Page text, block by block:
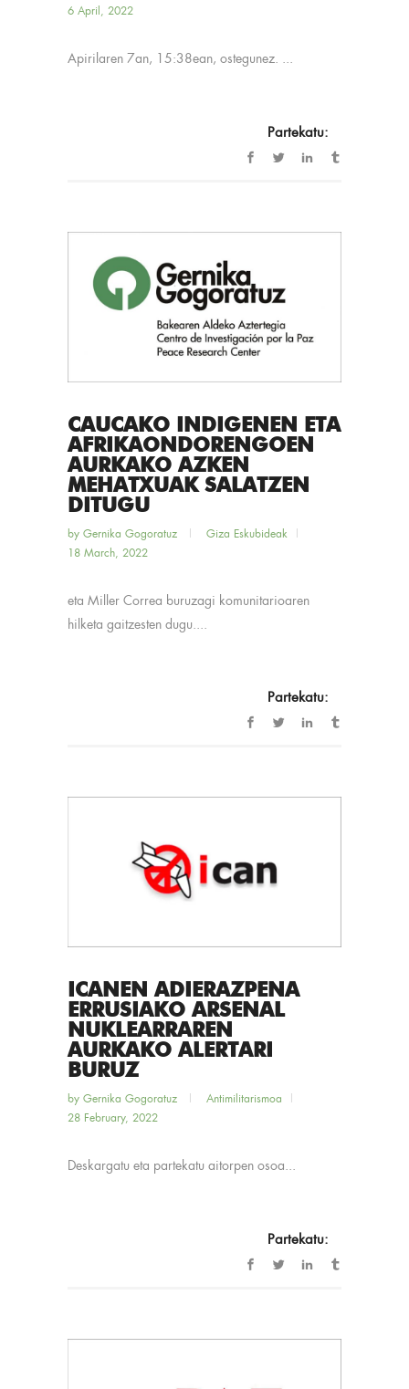
6 April, 2022
Apirilaren 7an, 15:38ean, ostegunez. ...
Partekatu:
CAUCAKO INDIGENEN ETA
AFRIKAONDORENGOEN
AURKAKO AZKEN
MEHATXUAK SALATZEN
DITUGU
by Gernika Gogoratuz
Giza Eskubideak
18 March, 2022
eta Miller Correa buruzagi komunitarioaren
hilketa gaitzesten dugu....
Partekatu:
ICANEN ADIERAZPENA
ERRUSIAKO ARSENAL
NUKLEARRAREN
AURKAKO ALERTARI
BURUZ
by Gernika Gogoratuz
Antimilitarismoa
28 February, 2022
Deskargatu eta partekatu aitorpen osoa...
Partekatu: